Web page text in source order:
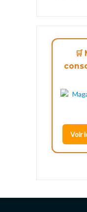
🛒
Voir